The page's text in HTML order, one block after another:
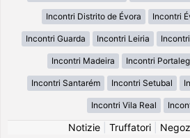
Incontri Distrito de Évora Incontri
Incontri Guarda Incontri Leiria
Incontri Madeira Incontri
Incontri Santarém Incontri Setubal
Incontri Vila Real
Notizie| Truffatori|